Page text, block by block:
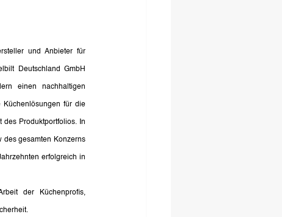
und Anbieter für
Deutschland GmbH
einen nachhaltigen
Küchenlösungen für die
des Produktportfolios. In
des gesamten Konzerns
erfolgreich in
der Küchenprofis,